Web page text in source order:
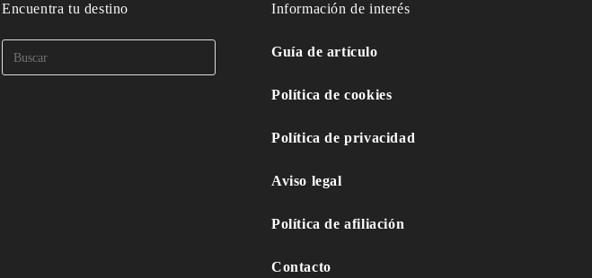
Encuentra tu destino Información de interés
Guía de artículo
Política de cookies
Política de privacidad
Aviso legal
Política de afiliación
Contacto